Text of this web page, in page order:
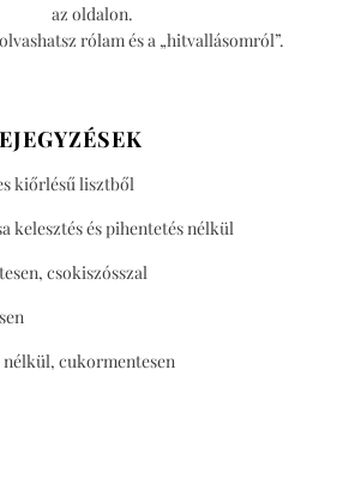
az oldalon.
olvashatsz rólam és a „hitvallásomról”.
kiőrlésű lisztből
kelesztés és pihentetés nélkül
csokiszósszal
nélkül, cukormentesen